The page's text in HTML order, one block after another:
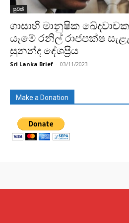
පුවත්
ගාසාහි මානුෂික
යෑමේ රනිල් රාජපක්ෂ
සුනන්ද දේශප්‍රිය
Sri Lanka Brief - 03/11/2023
Make a Donation